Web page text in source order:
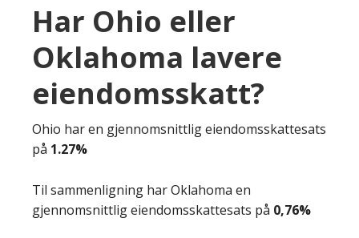
Har Ohio eller
Oklahoma lavere
eiendomsskatt?
Ohio har en gjennomsnittlig eiendomsskattesats
på 1.27%
Til sammenligning har Oklahoma en
gjennomsnittlig eiendomsskattesats på 0,76%